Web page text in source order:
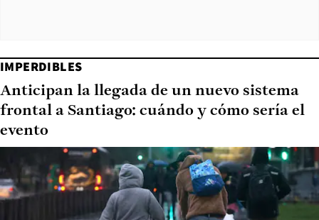
IMPERDIBLES
Anticipan la llegada de un nuevo sistema
frontal a Santiago: cuándo y cómo sería el
evento